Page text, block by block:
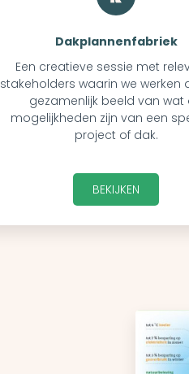
Dakplannenfabriek
Een creatieve sessie met
stakeholders waarin we werken
gezamenlijk beeld van wat
mogelijkheden zijn van een
project of dak.
BEKIJKEN